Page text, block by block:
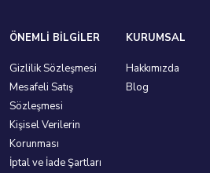
ÖNEMLİ BİLGİLER
Gizlilik Sözleşmesi
Mesafeli Satış
Sözleşmesi
Kişisel Verilerin
Korunması
İptal ve İade Şartları
KURUMSAL
Hakkımızda
Blog